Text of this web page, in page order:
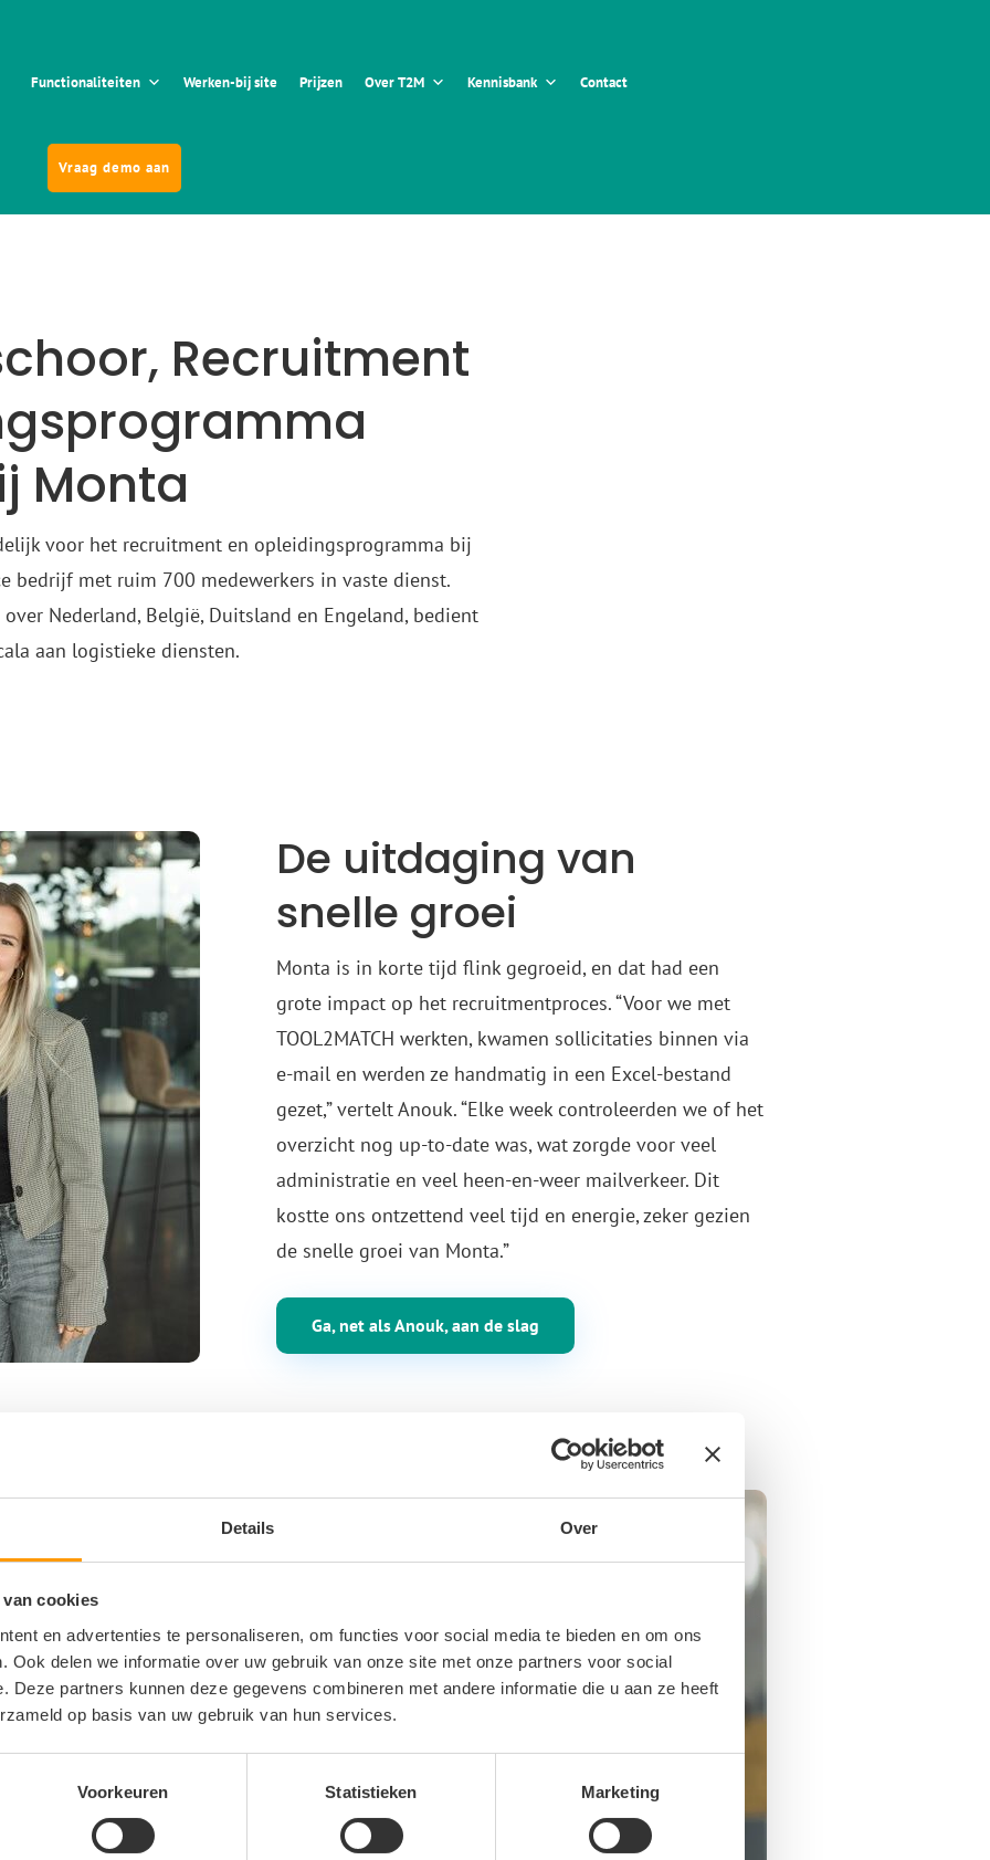
Details Over
cookies
en advertenties te personaliseren, om functies voor social media te bieden en om ons
Ook delen we informatie over uw gebruik van onze site met onze partners voor social
Deze partners kunnen deze gegevens combineren met andere informatie die u aan ze heeft
op basis van uw gebruik van hun services.
Voorkeuren Statistieken Marketing
Functionaliteiten Werken-bij site Prijzen Over T2M Kennisbank Contact
Vraag demo aan
Recruitment
Monta
voor het recruitment en opleidingsprogramma bij
bedrijf met ruim 700 medewerkers in vaste dienst.
Nederland, België, Duitsland en Engeland, bedient
aan logistieke diensten.
De uitdaging van
snelle groei
Monta is in korte tijd flink gegroeid, en dat had een
grote impact op het recruitmentproces. “Voor we met
TOOL2MATCH werkten, kwamen sollicitaties binnen via
e-mail en werden ze handmatig in een Excel-bestand
gezet,” vertelt Anouk. “Elke week controleerden we of het
overzicht nog up-to-date was, wat zorgde voor veel
administratie en veel heen-en-weer mailverkeer. Dit
kostte ons ontzettend veel tijd en energie, zeker gezien
de snelle groei van Monta.”
Ga, net als Anouk, aan de slag
van werken, kwam
met
had eerder met
werkgever en was
van
vooral omdat ook
aan de slag moesten
vier maanden